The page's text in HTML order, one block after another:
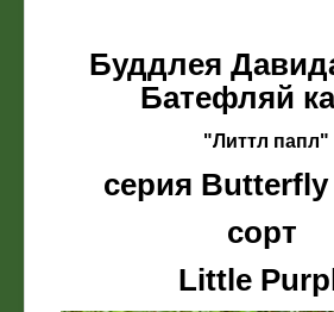
Буддлея
Батефляй
"Литтл папл"
серия
сорт
Little